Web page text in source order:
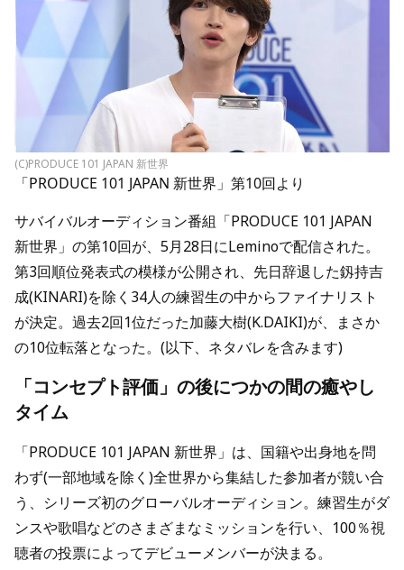
(C)PRODUCE 101 JAPAN 新世界
「PRODUCE 101 JAPAN 新世界」第10回より
サバイバルオーディション番組「PRODUCE 101 JAPAN
新世界」の第10回が、5月28日にLeminoで配信された。
第3回順位発表式の模様が公開され、先日辞退した釼持吉
成(KINARI)を除く34人の練習生の中からファイナリスト
が決定。過去2回1位だった加藤大樹(K.DAIKI)が、まさか
の10位転落となった。(以下、ネタバレを含みます)
「コンセプト評価」の後につかの間の癒やし
タイム
「PRODUCE 101 JAPAN 新世界」は、国籍や出身地を問
わず(一部地域を除く)全世界から集結した参加者が競い合
う、シリーズ初のグローバルオーディション。練習生がダ
ンスや歌唱などのさまざまなミッションを行い、100％視
聴者の投票によってデビューメンバーが決まる。